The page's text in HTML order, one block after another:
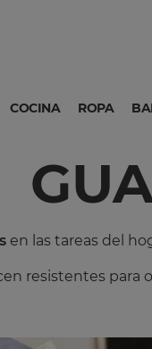
COCINA ROPA
en las tareas del
resistentes para